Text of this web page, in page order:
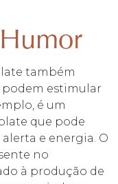
também
estimular
é um
que pode
e energia. O
no
à produção de